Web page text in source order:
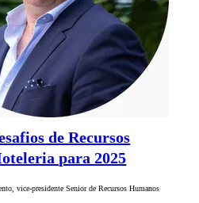
de Recursos
para 2025
vice-presidente Senior de Recursos Humanos